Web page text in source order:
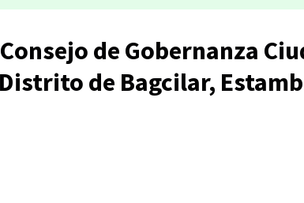
de Gobernanza
de Bagcilar,